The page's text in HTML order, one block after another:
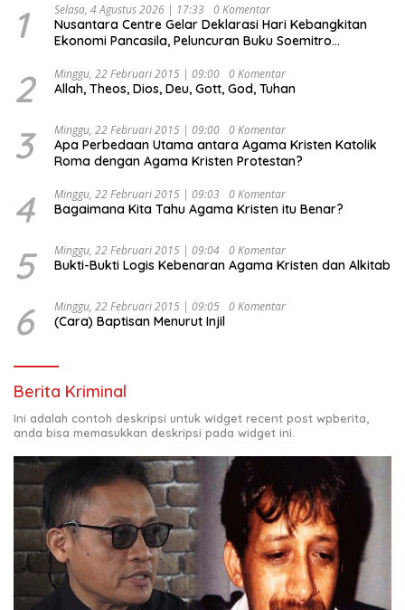
1 Selasa, 4 Agustus 2026 | 17:33 0 Komentar
Nusantara Centre Gelar Deklarasi Hari Kebangkitan
Ekonomi Pancasila, Peluncuran Buku Soemitro
Ekonomi Politik Indonesia) & Simposium Nasional
“Urgensi Undang-Undang Perekonomian Nasional dan
Indonesia Emas 2045”,
2 Minggu, 22 Februari 2015 | 09:00 0 Komentar
Allah, Theos, Dios, Deu, Gott, God, Tuhan
3 Minggu, 22 Februari 2015 | 09:00 0 Komentar
Apa Perbedaan Utama antara Agama Kristen Katolik
Roma dengan Agama Kristen Protestan?
4 Minggu, 22 Februari 2015 | 09:03 0 Komentar
Bagaimana Kita Tahu Agama Kristen itu Benar?
5 Minggu, 22 Februari 2015 | 09:04 0 Komentar
Bukti-Bukti Logis Kebenaran Agama Kristen dan Alkitab
6 Minggu, 22 Februari 2015 | 09:05 0 Komentar
(Cara) Baptisan Menurut Injil
Berita Kriminal
Ini adalah contoh deskripsi untuk widget recent post wpberita,
anda bisa memasukkan deskripsi pada widget ini.